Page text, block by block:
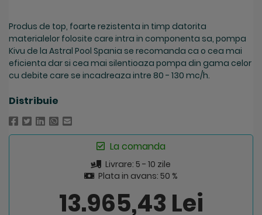
Produs de top, foarte rezistenta in timp datorita
materialelor folosite care intra in componenta sa, pompa
Kivu de la Astral Pool Spania se recomanda ca o cea mai
eficienta dar si cea mai silentioaza pompa din gama celor
cu debite care se incadreaza intre 80 - 130 mc/h.
Distribuie
La comanda
Livrare: 5 - 10 zile
Plata in avans: 50 %
13.965,43 Lei